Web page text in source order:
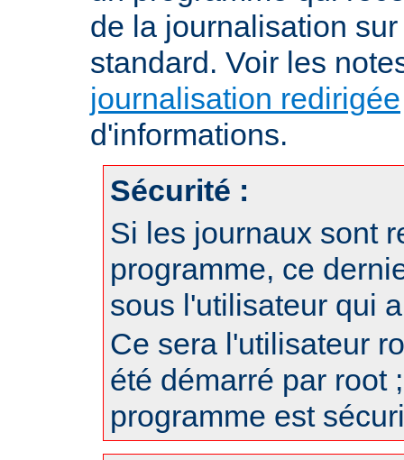
de la journalisation
standard. Voir les
journalisation redirigée
d'informations.
Sécurité :
Si les journaux sont
programme, ce
sous l'utilisateur qui
Ce sera l'utilisateur
été démarré par root
programme est